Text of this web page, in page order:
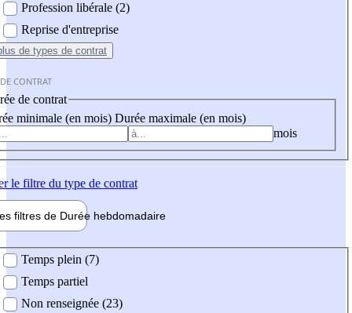
Profession libérale (2)
Reprise d'entreprise
de types de contrat
CONTRAT
de contrat
minimale (en mois) Durée maximale (en mois)
mois
le filtre du type de contrat
filtres de Durée hebdomadaire
Temps plein (7)
Temps partiel
Non renseignée (23)